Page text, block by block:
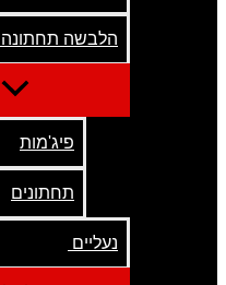
הלבשה תחתונה
פיג'מות
תחתונים
נעליים